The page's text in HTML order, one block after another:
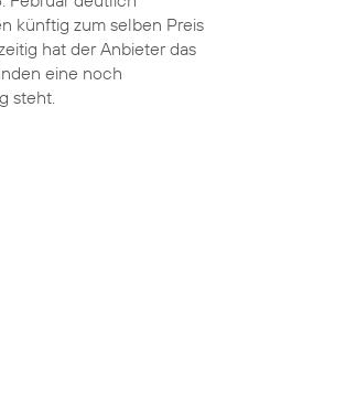
künftig zum selben Preis
hat der Anbieter das
eine noch
steht.